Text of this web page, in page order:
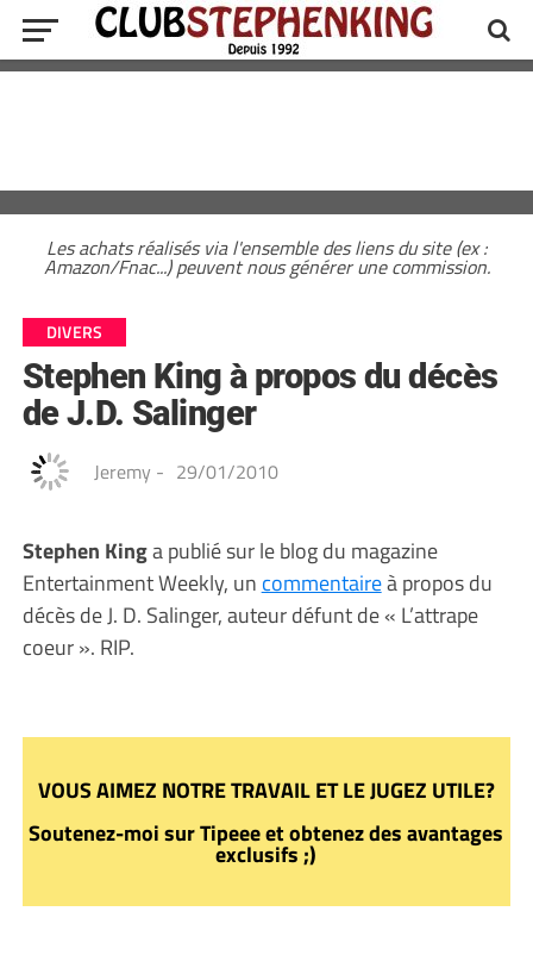
Les achats réalisés via l'ensemble des liens du site (ex :
Amazon/Fnac...) peuvent nous générer une commission.
DIVERS
Stephen King à propos du décès
de J.D. Salinger
Jeremy - 29/01/2010
Stephen Kinga publié sur le blog du magazine
Entertainment Weekly, un commentaireà propos du
décès de J. D. Salinger, auteur défunt de « L’attrape
coeur ». RIP.
VOUS AIMEZ NOTRE TRAVAIL ET LE JUGEZ UTILE?
Soutenez-moi sur Tipeee et obtenez des avantages
exclusifs ;)